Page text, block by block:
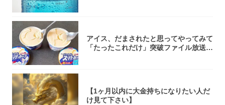
アイス、だまされたと思ってやってみて
「たったこれだけ」突破ファイル放送で
【1ヶ月以内に大金持ちになりたい人だ
け見て下さい】